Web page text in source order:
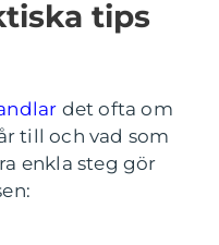
tips
det ofta om
till och vad som
enkla steg gör